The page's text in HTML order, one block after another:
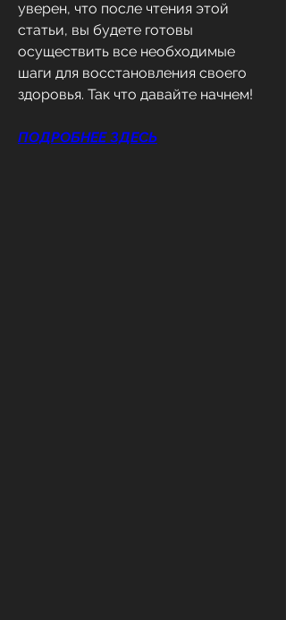
уверен, что после чтения этой
статьи, вы будете готовы
осуществить все необходимые
шаги для восстановления своего
здоровья. Так что давайте начнем!
ПОДРОБНЕЕ ЗДЕСЬ